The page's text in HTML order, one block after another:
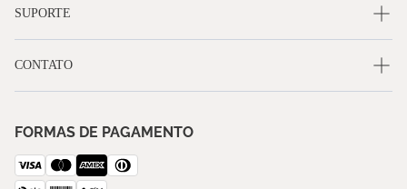
SUPORTE
CONTATO
FORMAS DE PAGAMENTO